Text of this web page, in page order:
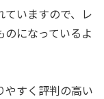
いますので、レ
になっているよ
やすく評判の高い